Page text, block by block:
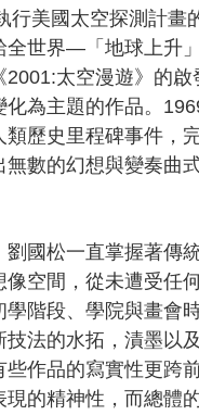
行美國太空探測計畫
全世界—「地球上升
2001:太空漫遊》的
化為主題的作品。
類歷史里程碑事件，
無數的幻想與變奏曲
劉國松一直掌握著傳
像空間，從未遭受任
學階段、學院與畫會
技法的水拓，漬墨以
些作品的寫實性更跨
現的精神性，而總體